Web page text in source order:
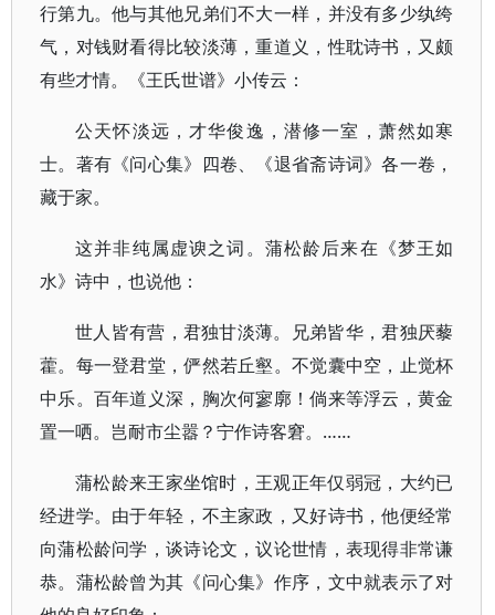
行第九。他与其他兄弟们不大一样，并没有多少纨绔
气，对钱财看得比较淡薄，重道义，性耽诗书，又颇
有些才情。《王氏世谱》小传云：
公天怀淡远，才华俊逸，潜修一室，萧然如寒
士。著有《问心集》四卷、《退省斋诗词》各一卷，
藏于家。
这并非纯属虚谀之词。蒲松龄后来在《梦王如
水》诗中，也说他：
世人皆有营，君独甘淡薄。兄弟皆华，君独厌藜
藿。每一登君堂，俨然若丘壑。不觉囊中空，止觉杯
中乐。百年道义深，胸次何寥廓！倘来等浮云，黄金
置一哂。岂耐市尘嚣？宁作诗客窘。……
蒲松龄来王家坐馆时，王观正年仅弱冠，大约已
经进学。由于年轻，不主家政，又好诗书，他便经常
向蒲松龄问学，谈诗论文，议论世情，表现得非常谦
恭。蒲松龄曾为其《问心集》作序，文中就表示了对